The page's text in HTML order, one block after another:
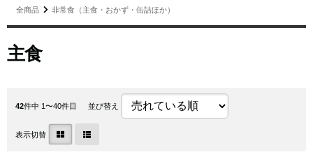
全商品 非常食（主食・おかず・缶詰ほか）
主食
42件中 1〜40件目 並び替え
表示切替